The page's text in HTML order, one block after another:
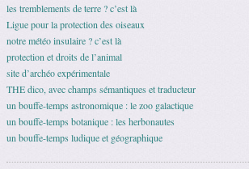
les tremblements de terre ? c’est là
Ligue pour la protection des oiseaux
notre météo insulaire ? c’est là
protection et droits de l’animal
site d’archéo expérimentale
THE dico, avec champs sémantiques et traducteur
un bouffe-temps astronomique : le zoo galactique
un bouffe-temps botanique : les herbonautes
un bouffe-temps ludique et géographique